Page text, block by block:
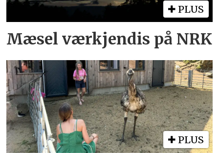
PLUS
Mæsel værkjendis på NRK
PLUS